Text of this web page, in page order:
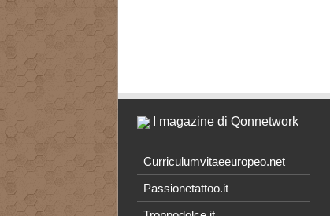
I magazine di Qonnetwork
Curriculumvitaeeuropeo.net
Passionetattoo.it